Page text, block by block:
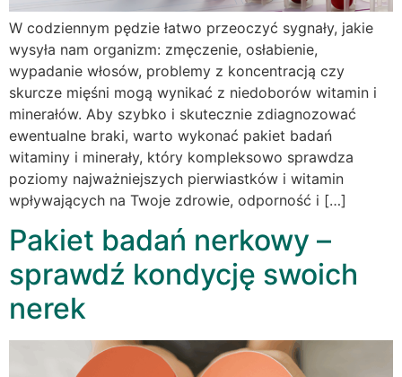
W codziennym pędzie łatwo przeoczyć sygnały, jakie
wysyła nam organizm: zmęczenie, osłabienie,
wypadanie włosów, problemy z koncentracją czy
skurcze mięśni mogą wynikać z niedoborów witamin i
minerałów. Aby szybko i skutecznie zdiagnozować
ewentualne braki, warto wykonać pakiet badań
witaminy i minerały, który kompleksowo sprawdza
poziomy najważniejszych pierwiastków i witamin
wpływających na Twoje zdrowie, odporność i […]
Pakiet badań nerkowy –
sprawdź kondycję swoich
nerek